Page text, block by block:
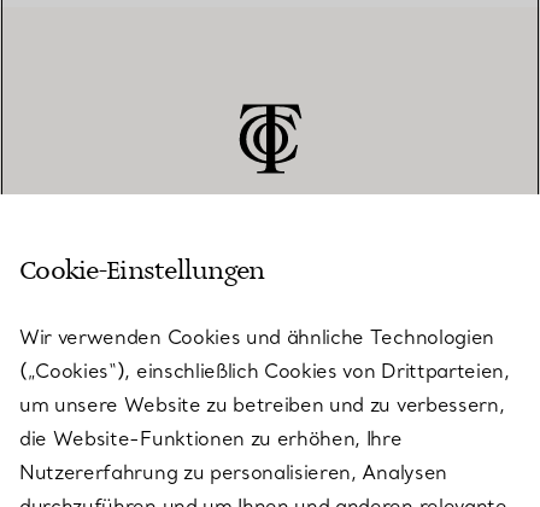
KUNDENSERVICE
SERVICES
ÜBER TIFFANY & CO.
Cookie-Einstellungen
Wir verwenden Cookies und ähnliche Technologien
(„Cookies“), einschließlich Cookies von Drittparteien,
um unsere Website zu betreiben und zu verbessern,
die Website-Funktionen zu erhöhen, Ihre
Nutzererfahrung zu personalisieren, Analysen